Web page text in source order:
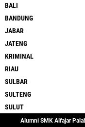
BALI
BANDUNG
JABAR
JATENG
KRIMINAL
RIAU
SULBAR
SULTENG
SULUT
SMK Alfajar